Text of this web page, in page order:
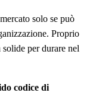
solo se può
Proprio
per durare nel
codice di